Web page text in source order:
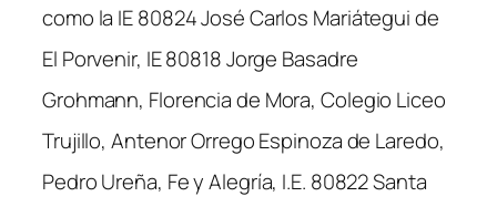
como la IE 80824 José Carlos Mariátegui de
El Porvenir, IE 80818 Jorge Basadre
Grohmann, Florencia de Mora, Colegio Liceo
Trujillo, Antenor Orrego Espinoza de Laredo,
Pedro Ureña, Fe y Alegría, I.E. 80822 Santa